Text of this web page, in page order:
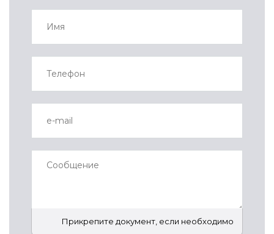
Прикрепите документ, если необходимо